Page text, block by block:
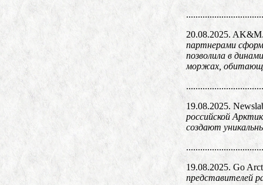
20.08.2025.
партнерами
позволила в
моржах,
19.08.2025.
российской
создают
19.08.2025. Go
представителей